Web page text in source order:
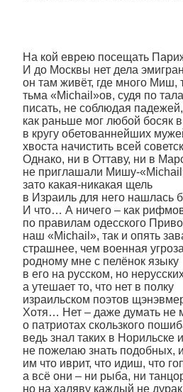
На кой еврею посещать
И до Москвы нет дела
он там живёт, где много Миш,
тьма «Michail»ов, судя по
писать, не соблюдая падежей,
как раньше мог любой босяк
в кругу обетованнейших
хвоста начистить всей
Однако, ни в Оттаву, ни в
не приглашали Мишу-
зато какая-никакая щель
в Израиль для него нашлась
И что… А ничего – как
по правилам одесского
наш «Michail», так и опять
страшнее, чем военная угроза
родному мне с пелёнок языку
в его на русском, но
а утешает то, что нет в полку
израильском поэтов
Хотя… Нет – даже думать не
о патриотах скользкого
ведь знал таких в Норильске
не пожелаю знать подобных,
им что иврит, что идиш, что
а всё они – ни рыба, ни
но на халяву каждый не дурак